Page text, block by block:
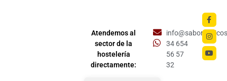
Atendemos al
sector de la
hostelería
directamente:
34 654
56 57
32